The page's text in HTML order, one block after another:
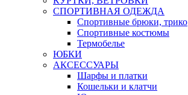
СПОРТИВНАЯ ОДЕЖДА
Спортивные брюки, трико
Спортивные костюмы
Термобелье
ЮБКИ
AКСЕССУАРЫ
Шарфы и платки
Кошельки и клатчи